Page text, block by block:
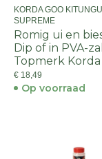
KORDA GOO KITUNGU
SUPREME
Romig ui en
Dip of in PVA-
Topmerk Korda
€ 18,49
Op voorraad